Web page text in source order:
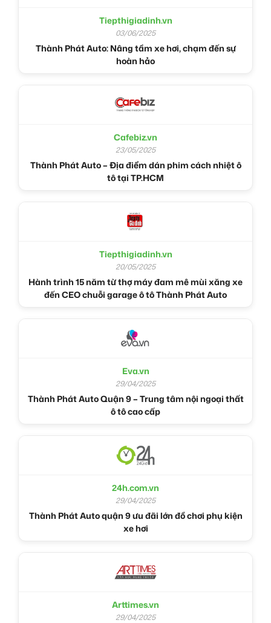
Tiepthigiadinh.vn
03/06/2025
Thành Phát Auto: Nâng tầm xe hơi, chạm đến sự
hoàn hảo
Cafebiz.vn
23/05/2025
Thành Phát Auto – Địa điểm dán phim cách nhiệt ô
tô tại TP.HCM
Tiepthigiadinh.vn
20/05/2025
Hành trình 15 năm từ thợ máy đam mê mùi xăng xe
đến CEO chuỗi garage ô tô Thành Phát Auto
Eva.vn
29/04/2025
Thành Phát Auto Quận 9 – Trung tâm nội ngoại thất
ô tô cao cấp
24h.com.vn
29/04/2025
Thành Phát Auto quận 9 ưu đãi lớn đồ chơi phụ kiện
xe hơi
Arttimes.vn
29/04/2025